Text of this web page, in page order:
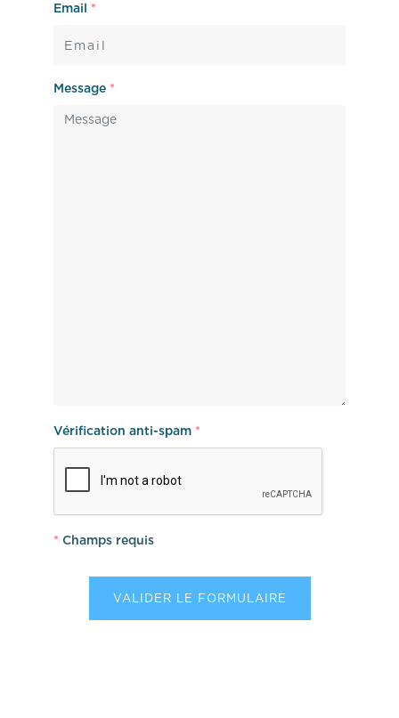
Email *
Message *
Vérification anti-spam *
* Champs requis
VALIDER LE FORMULAIRE